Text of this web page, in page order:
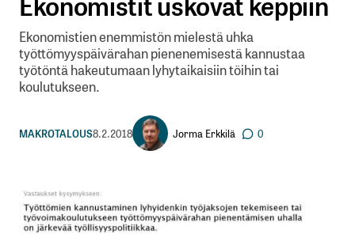
Ekonomistien enemmistön mielestä uhka
työttömyyspäivärahan pienenemisestä kannustaa
työtöntä hakeutumaan lyhytaikaisiin töihin tai
koulutukseen.
MAKROTALOUS8.2.2018 Jorma Erkkilä 0